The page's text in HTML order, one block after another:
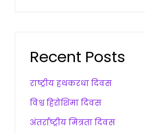
Recent Posts
राष्ट्रीय हथकरधा दिवस
विश्व हिरोशिमा दिवस
अंतर्राष्ट्रीय मित्रता दिवस